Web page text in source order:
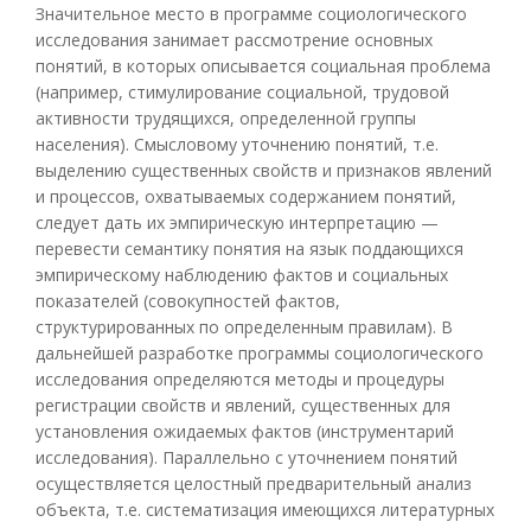
Значительное место в программе социологического
исследования занимает рассмотрение основных
понятий, в которых описывается социальная проблема
(например, стимулирование социальной, трудовой
активности трудящихся, определенной группы
населения). Смысловому уточнению понятий, т.е.
выделению существенных свойств и признаков явлений
и процессов, охватываемых содержанием понятий,
следует дать их эмпирическую интерпретацию —
перевести семантику понятия на язык поддающихся
эмпирическому наблюдению фактов и социальных
показателей (совокупностей фактов,
структурированных по определенным правилам). В
дальнейшей разработке программы социологического
исследования определяются методы и процедуры
регистрации свойств и явлений, существенных для
установления ожидаемых фактов (инструментарий
исследования). Параллельно с уточнением понятий
осуществляется целостный предварительный анализ
объекта, т.е. систематизация имеющихся литературных